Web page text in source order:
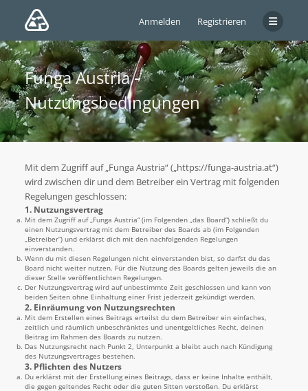
Anmelden Registrieren
Funga Austria -
Nutzungsbedingungen
Mit dem Zugriff auf „Funga Austria“ („https://funga-austria.at“)
wird zwischen dir und dem Betreiber ein Vertrag mit folgenden
Regelungen geschlossen:
1. Nutzungsvertrag
Mit dem Zugriff auf „Funga Austria“ (im Folgenden „das Board“) schließt du
einen Nutzungsvertrag mit dem Betreiber des Boards ab (im Folgenden
„Betreiber“) und erklärst dich mit den nachfolgenden Regelungen
einverstanden.
Wenn du mit diesen Regelungen nicht einverstanden bist, so darfst du das
Board nicht weiter nutzen. Für die Nutzung des Boards gelten jeweils die an
dieser Stelle veröffentlichten Regelungen.
Der Nutzungsvertrag wird auf unbestimmte Zeit geschlossen und kann von
beiden Seiten ohne Einhaltung einer Frist jederzeit gekündigt werden.
2. Einräumung von Nutzungsrechten
Mit dem Erstellen eines Beitrags erteilst du dem Betreiber ein einfaches,
zeitlich und räumlich unbeschränktes und unentgeltliches Recht, deinen
Beitrag im Rahmen des Boards zu nutzen.
Das Nutzungsrecht nach Punkt 2, Unterpunkt a bleibt auch nach Kündigung
des Nutzungsvertrages bestehen.
3. Pflichten des Nutzers
Du erklärst mit der Erstellung eines Beitrags, dass er keine Inhalte enthält,
die gegen geltendes Recht oder die guten Sitten verstoßen. Du erklärst